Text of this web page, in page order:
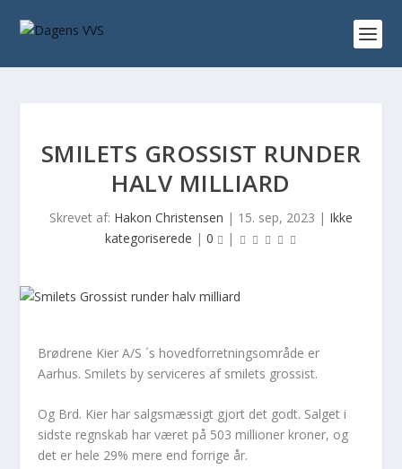
SMILETS GROSSIST RUNDER
HALV MILLIARD
Skrevet af: Hakon Christensen | 15. sep, 2023 | Ikke
kategoriserede | 0 |
Brødrene Kier A/S ´s hovedforretningsområde er
Aarhus. Smilets by serviceres af smilets grossist.
Og Brd. Kier har salgsmæssigt gjort det godt. Salget i
sidste regnskab har været på 503 millioner kroner, og
det er hele 29% mere end forrige år.